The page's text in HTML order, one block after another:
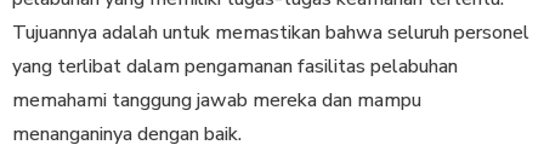
Tujuannya adalah untuk memastikan bahwa seluruh personel
yang terlibat dalam pengamanan fasilitas pelabuhan
memahami tanggung jawab mereka dan mampu
menanganinya dengan baik.